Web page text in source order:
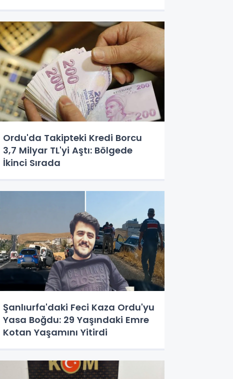
Ordu'da Takipteki Kredi Borcu
3,7 Milyar TL'yi Aştı: Bölgede
İkinci Sırada
Şanlıurfa'daki Feci Kaza Ordu'yu
Yasa Boğdu: 29 Yaşındaki Emre
Kotan Yaşamını Yitirdi